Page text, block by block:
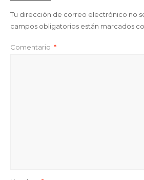
Tu dirección de correo electrónico no
campos obligatorios están marcados
Comentario *